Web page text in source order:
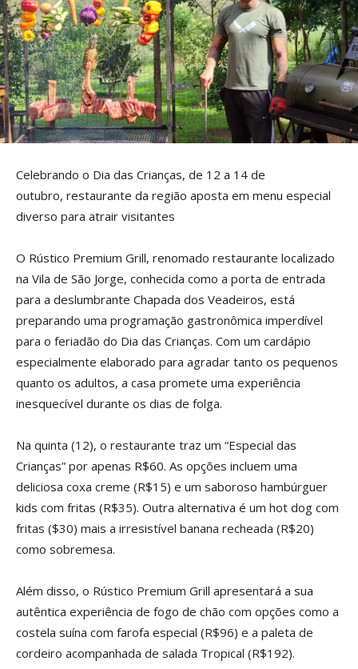
Celebrando o Dia das Crianças, de 12 a 14 de
outubro, restaurante da região aposta em menu especial
diverso para atrair visitantes
O Rústico Premium Grill, renomado restaurante localizado
na Vila de São Jorge, conhecida como a porta de entrada
para a deslumbrante Chapada dos Veadeiros, está
preparando uma programação gastronômica imperdível
para o feriadão do Dia das Crianças. Com um cardápio
especialmente elaborado para agradar tanto os pequenos
quanto os adultos, a casa promete uma experiência
inesquecível durante os dias de folga.
Na quinta (12), o restaurante traz um “Especial das
Crianças” por apenas R$60. As opções incluem uma
deliciosa coxa creme (R$15) e um saboroso hambúrguer
kids com fritas (R$35). Outra alternativa é um hot dog com
fritas ($30) mais a irresistível banana recheada (R$20)
como sobremesa.
Além disso, o Rústico Premium Grill apresentará a sua
autêntica experiência de fogo de chão com opções como a
costela suína com farofa especial (R$96) e a paleta de
cordeiro acompanhada de salada Tropical (R$192).